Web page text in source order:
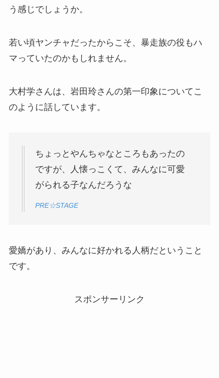
う感じでしょうか。
若い頃ヤンチャだったからこそ、暴走族の役もハ
マっていたのかもしれません。
大村学さんは、岩田玲さんの第一印象についてこ
のように話しています。
ちょっとやんちゃなところもあったの
ですが、人懐っこくて、みんなに可愛
がられる子なんだろうな
PRE☆STAGE
愛嬌があり、みんなに好かれる人柄だということ
です。
スポンサーリンク